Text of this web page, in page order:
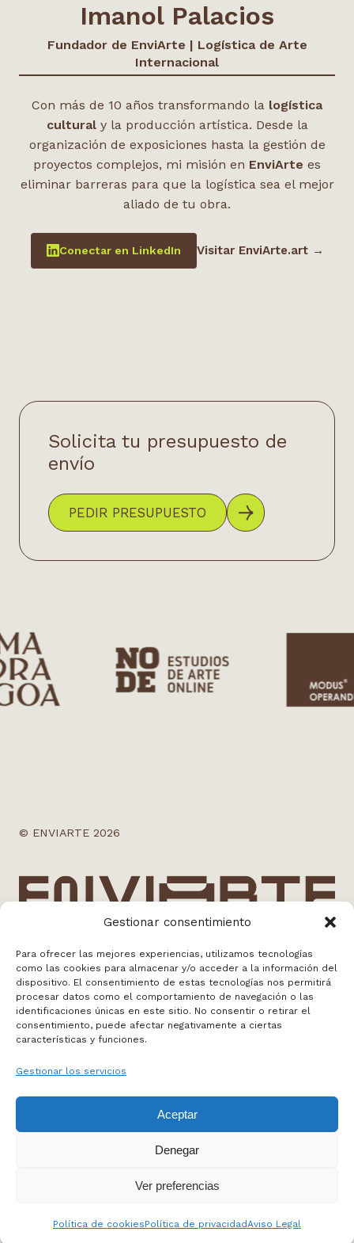
Gestionar consentimiento
Para ofrecer las mejores experiencias, utilizamos tecnologías
como las cookies para almacenar y/o acceder a la información del
dispositivo. El consentimiento de estas tecnologías nos permitirá
procesar datos como el comportamiento de navegación o las
identificaciones únicas en este sitio. No consentir o retirar el
consentimiento, puede afectar negativamente a ciertas
características y funciones.
Gestionar los servicios
Aceptar
Denegar
Ver preferencias
Política de cookiesPolítica de privacidadAviso Legal
Imanol Palacios
Fundador de EnviArte | Logística de Arte
Internacional
Con más de 10 años transformando la logística
culturaly la producción artística. Desde la
organización de exposiciones hasta la gestión de
proyectos complejos, mi misión en EnviArte es
eliminar barreras para que la logística sea el mejor
aliado de tu obra.
Conectar en LinkedIn Visitar EnviArte.art →
Solicita tu presupuesto de
envío
PEDIR PRESUPUESTO
© ENVIARTE 2026
info@enviarte.art
+34 613 010 384
Madrid
WEB BY NOSOTROS
POLÍTICA DE PRIVACIDAD